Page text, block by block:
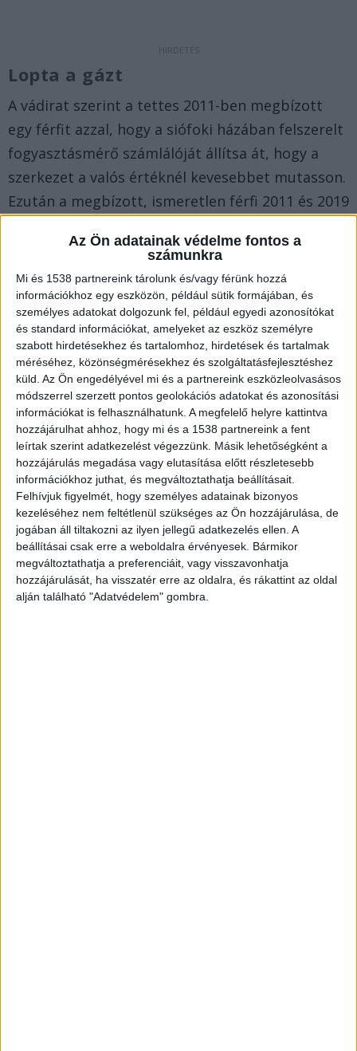
Az Ön adatainak védelme fontos a
számunkra
Mi és 1538 partnereink tárolunk és/vagy férünk hozzá
információkhoz egy eszközön, például sütik formájában, és
személyes adatokat dolgozunk fel, például egyedi azonosítókat
és standard információkat, amelyeket az eszköz személyre
szabott hirdetésekhez és tartalomhoz, hirdetések és tartalmak
méréséhez, közönségmérésekhez és szolgáltatásfejlesztéshez
küld. Az Ön engedélyével mi és a partnereink eszközleolvasásos
módszerrel szerzett pontos geolokációs adatokat és azonosítási
információkat is felhasználhatunk. A megfelelő helyre kattintva
hozzájárulhat ahhoz, hogy mi és a 1538 partnereink a fent
leírtak szerint adatkezelést végezzünk. Másik lehetőségként a
hozzájárulás megadása vagy elutasítása előtt részletesebb
információkhoz juthat, és megváltoztathatja beállításait.
Felhívjuk figyelmét, hogy személyes adatainak bizonyos
kezeléséhez nem feltétlenül szükséges az Ön hozzájárulása, de
jogában áll tiltakozni az ilyen jellegű adatkezelés ellen. A
beállításai csak erre a weboldalra érvényesek. Bármikor
megváltoztathatja a preferenciáit, vagy visszavonhatja
hozzájárulását, ha visszatér erre az oldalra, és rákattint az oldal
alján található "Adatvédelem" gombra.
Lopta a gázt
A vádirat szerint a tettes 2011-ben megbízott
egy férfit azzal, hogy a siófoki házában felszerelt
fogyasztásmérő számlálóját állítsa át, hogy a
szerkezet a valós értéknél kevesebbet mutasson.
Ezután a megbízott, ismeretlen férfi 2011 és 2019
Eltávolította a fémzárat
A megbízott férfi 2016-ban a fogyasztásmérőn
elhelyezett hitelesítő fémzárat és a hitelesítő
lenyomatot is eltávolította a fogyasztásmérőről,
majd egy másik plombát és hitelesítő
lenyomatot helyezett el a mérőn azt a látszatot
keltve, mintha azt a gázszolgáltató munkatársa
jogszerűen cserélte volna,írja az ügyészség.
Nem fizetett a gázért
Ezzel a módszerrel a 66 éves siófoki férfi 2011 és
2019 között úgy fogyaszthatta a földgázt, hogy
azért soha nem fizetett semmit. Az ügyészség
szerint az évek során a férfi 14.000 m3 földgázt